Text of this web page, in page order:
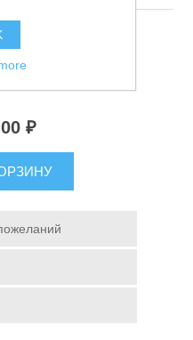
средства
Spring 3.05м 12-42г
₽